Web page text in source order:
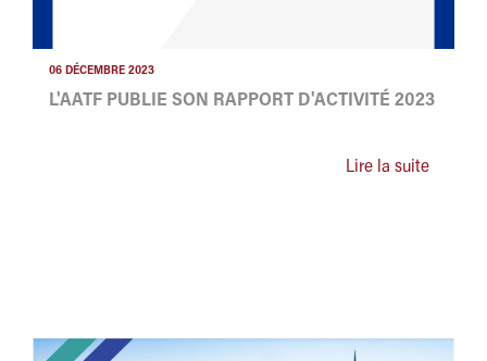
06 DÉCEMBRE 2023
L'AATF PUBLIE SON RAPPORT D'ACTIVITÉ 2023
Lire la suite